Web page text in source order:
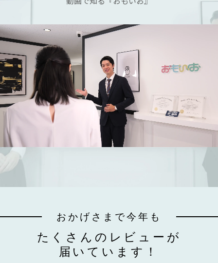
おかげさまで今年も
たくさんのレビューが
届いています！